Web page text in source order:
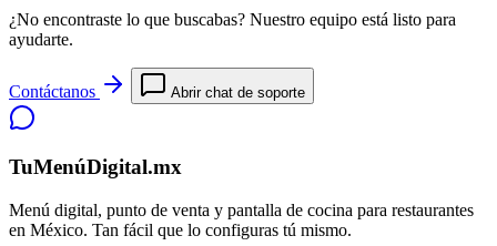
¿No encontraste lo que buscabas? Nuestro equipo está listo para
ayudarte.
Contáctanos Abrir chat de soporte
TuMenúDigital.mx
Menú digital, punto de venta y pantalla de cocina para restaurantes
en México. Tan fácil que lo configuras tú mismo.